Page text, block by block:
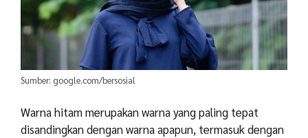
Sumber: google.com/bersosial
Warna hitam merupakan warna yang paling tepat
disandingkan dengan warna apapun, termasuk dengan